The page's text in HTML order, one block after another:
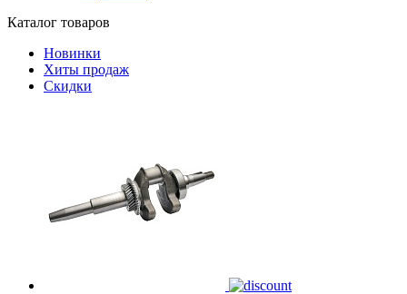
Каталог товаров
Новинки
Хиты продаж
Скидки